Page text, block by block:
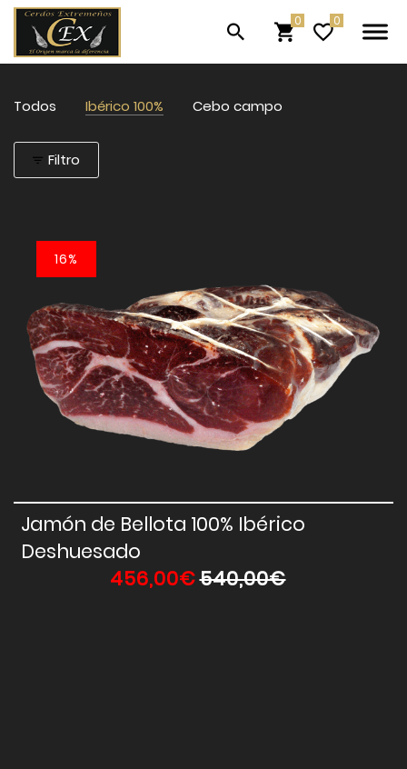
Todos Ibérico 100% Cebo campo
Filtro
Vista Rápida
Jamón de Bellota 100% Ibérico
Deshuesado
456,00€540,00€
16%